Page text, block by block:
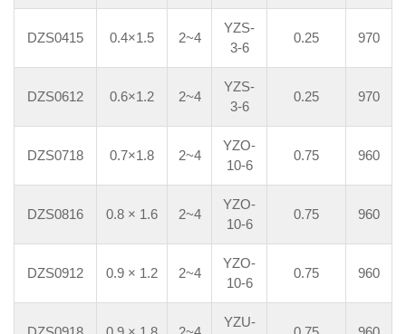
DZS0415 0.4×1.5 2~4
YZS-
3-6
0.25 970
DZS0612 0.6×1.2 2~4
YZS-
3-6
0.25 970
DZS0718 0.7×1.8 2~4
YZO-
10-6
0.75 960
DZS0816 0.8 × 1.6 2~4
YZO-
10-6
0.75 960
DZS0912 0.9 × 1.2 2~4
YZO-
10-6
0.75 960
YZU-